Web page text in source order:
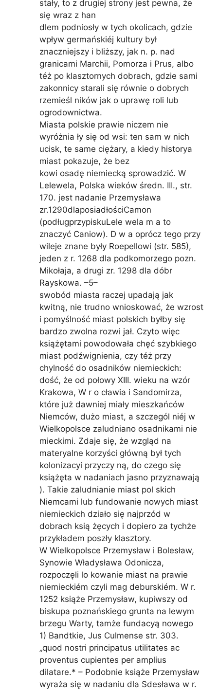
stały, to z drugiej strony jest pewna, że
się wraz z han
dlem podniosły w tych okolicach, gdzie
wpływ germańskiéj kultury był
znaczniejszy i bliższy, jak n. p. nad
granicami Marchii, Pomorza i Prus, albo
téż po klasztornych dobrach, gdzie sami
zakonnicy starali się równie o dobrych
rzemieśl ników jak o uprawę roli lub
ogrodownictwa.
Miasta polskie prawie niczem nie
wyróżnia ły się od wsi: ten sam w nich
ucisk, te same ciężary, a kiedy historya
miast pokazuje, że bez
kowi osadę niemiecką sprowadzić. W
Lelewela, Polska wieków średn. III., str.
170. jest nadanie Przemysława
zr.1290dlaposiadłościCamon
(podługprzypiskuLele wela m a to
znaczyć Caniow). D w a oprócz tego przy
wileje znane były Roepellowi (str. 585),
jeden z r. 1268 dla podkomorzego pozn.
Mikołaja, a drugi zr. 1298 dla dóbr
Rayskowa. –5–
swobód miasta raczej upadają jak
kwitną, nie trudno wnioskować, że wzrost
i pomyślność miast polskich byłby się
bardzo zwolna rozwi jał. Czyto więc
książętami powodowała chęć szybkiego
miast podźwignienia, czy téż przy
chylność do osadników niemieckich:
dość, że od połowy XIII. wieku na wzór
Krakowa, W r o cławia i Sandomirza,
które już dawniej miały mieszkańców
Niemców, dużo miast, a szczegól niéj w
Wielkopolsce zaludniano osadnikami nie
mieckimi. Zdaje się, że wzgląd na
materyalne korzyści główną był tych
kolonizacyi przyczy ną, do czego się
książęta w nadaniach jasno przyznawają
). Takie zaludnianie miast pol skich
Niemcami lub fundowanie nowych miast
niemieckich działo się najprzód w
dobrach ksią żęcych i dopiero za tychże
przykładem poszły klasztory.
W Wielkopolsce Przemysław i Bolesław,
Synowie Władysława Odonicza,
rozpoczęli lo kowanie miast na prawie
niemieckiém czyli mag deburskiém. W r.
1252 książe Przemysław, kupiwszy od
biskupa poznańskiego grunta na lewym
brzegu Warty, tamże fundacyą nowego
1) Bandtkie, Jus Culmense str. 303.
„quod nostri principatus utilitates ac
proventus cupientes per amplius
dilatare.* – Podobnie książe Przemysław
wyraża się w nadaniu dla Sdesława w r.